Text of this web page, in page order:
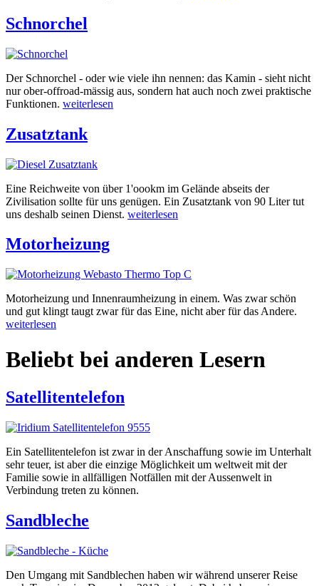
Schnorchel
Der Schnorchel - oder wie viele ihn nennen: das Kamin - sieht nicht
nur ober-offroad-mässig aus, sondern hat auch noch zwei praktische
Funktionen. weiterlesen
Zusatztank
Eine Reichweite von über 1'oookm im Gelände abseits der
Zivilisation sollte für uns genügen. Ein Zusatztank von 90 Liter tut
uns deshalb seinen Dienst. weiterlesen
Motorheizung
Motorheizung und Innenraumheizung in einem. Was zwar schön
und gut klingt taugt zwar für das Eine, nicht aber für das Andere.
weiterlesen
Beliebt bei anderen Lesern
Satellitentelefon
Ein Satellitentelefon ist zwar in der Anschaffung sowie im Unterhalt
sehr teuer, ist aber die einzige Möglichkeit um weltweit mit der
Familie sowie in allfälligen Notfällen mit der Aussenwelt in
Verbindung treten zu können.
Sandbleche
Den Umgang mit Sandblechen haben wir während unserer Reise